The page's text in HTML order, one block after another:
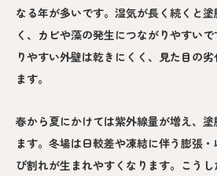
なる年が多いです。湿気が長く続くと
く、カビや藻の発生につながりやすい
りやすい外壁は乾きにくく、見た目の
ます。
春から夏にかけては紫外線量が増え、
ます。冬場は日較差や凍結に伴う膨張
び割れが生まれやすくなります。こう